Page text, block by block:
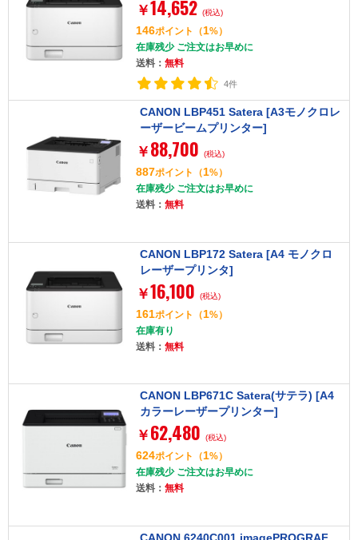
￥14,652 (税込)
146ポイント （1%）
在庫残少 ご注文はお早めに
送料： 無料
4件
CANON LBP451 Satera [A3モノクロレ
ーザービームプリンター]
￥ 88,700 (税込)
887ポイント （1%）
在庫残少 ご注文はお早めに
送料： 無料
CANON LBP172 Satera [A4 モノクロ
レーザープリンタ]
￥16,100 (税込)
161ポイント （1%）
在庫有り
送料： 無料
CANON LBP671C Satera(サテラ) [A4
カラーレーザープリンター]
￥ 62,480 (税込)
624ポイント （1%）
在庫残少 ご注文はお早めに
送料： 無料
CANON 6240C001 imagePROGRAF